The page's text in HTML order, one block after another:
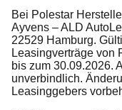
Bei Polestar
Ayvens – ALD
22529 Hamburg.
Leasingverträge von
bis zum 30.09.2026.
unverbindlich.
Leasinggebers